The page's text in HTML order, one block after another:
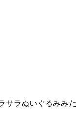
サラぬいぐるみみ